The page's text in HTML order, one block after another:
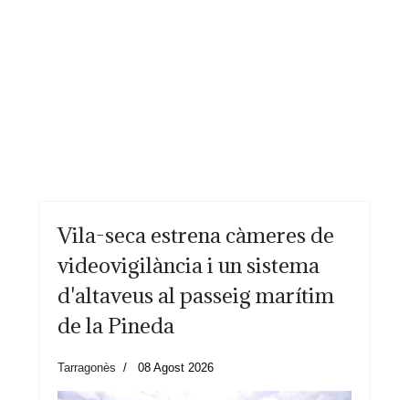
Vila-seca estrena càmeres de
videovigilància i un sistema
d'altaveus al passeig marítim
de la Pineda
Tarragonès 08 Agost 2026